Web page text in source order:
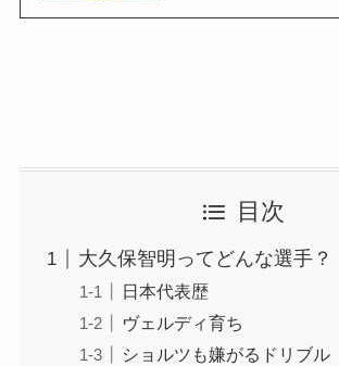
目次
大久保智明ってどんな選手？
日本代表歴
ヴェルディ育ち
ショルツも嫌がるドリブル